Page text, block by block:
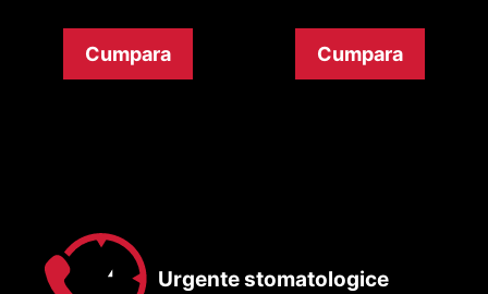
Cumpara Cumpara
Urgente stomatologice